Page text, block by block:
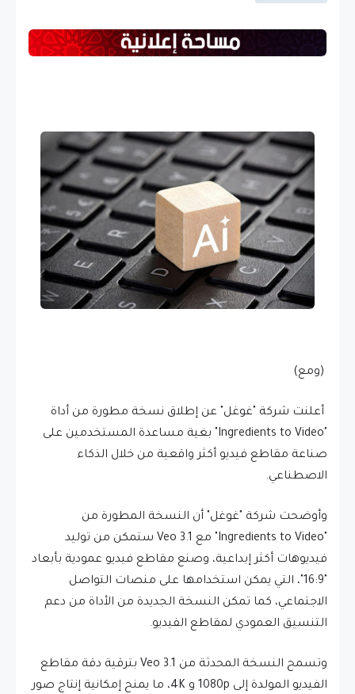
(ومع)
أعلنت شركة "غوغل" عن إطلاق نسخة مطورة من أداة
"Ingredients to Video" بغية مساعدة المستخدمين على
صناعة مقاطع فيديو أكثر واقعية من خلال الذكاء
الاصطناعي.
وأوضحت شركة "غوغل" أن النسخة المطورة من
"Ingredients to Video" مع Veo 3.1 ستمكن من توليد
فيديوهات أكثر إبداعية، وصنع مقاطع فيديو عمودية بأبعاد
"16:9"، التي يمكن استخدامها على منصات التواصل
الاجتماعي، كما تمكن النسخة الجديدة من الأداة من دعم
التنسيق العمودي لمقاطع الفيديو.
وتسمح النسخة المحدثة من Veo 3.1 بترقية دقة مقاطع
الفيديو المولدة إلى 1080p و 4K، ما يمنح إمكانية إنتاج صور